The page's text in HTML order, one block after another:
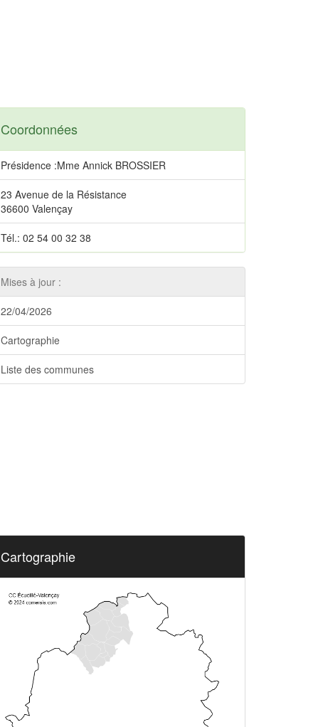
Coordonnées
Présidence :Mme Annick BROSSIER
23 Avenue de la Résistance
36600 Valençay
Tél.: 02 54 00 32 38
Mises à jour :
22/04/2026
Cartographie
Liste des communes
Cartographie